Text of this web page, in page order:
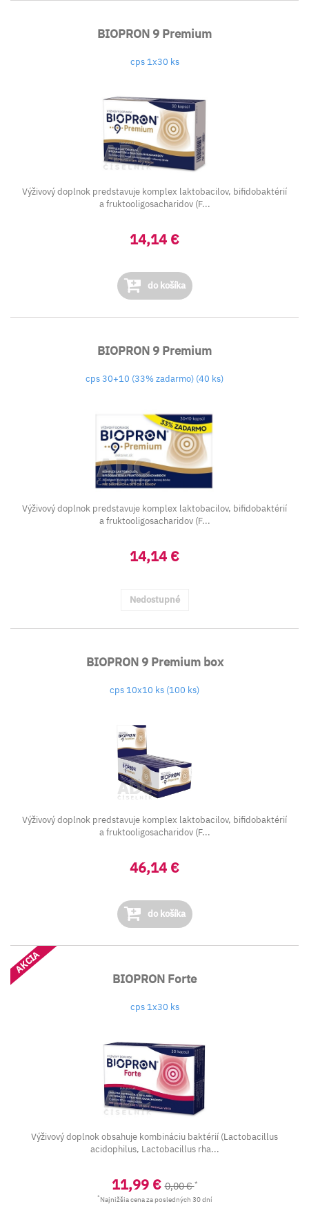
BIOPRON 9 Premium
cps 1x30 ks
Výživový doplnok predstavuje komplex laktobacilov, bifidobaktérií
a fruktooligosacharidov (F...
14,14 €
do košíka
BIOPRON 9 Premium
cps 30+10 (33% zadarmo) (40 ks)
Výživový doplnok predstavuje komplex laktobacilov, bifidobaktérií
a fruktooligosacharidov (F...
14,14 €
Nedostupné
BIOPRON 9 Premium box
cps 10x10 ks (100 ks)
Výživový doplnok predstavuje komplex laktobacilov, bifidobaktérií
a fruktooligosacharidov (F...
46,14 €
do košíka
BIOPRON Forte
cps 1x30 ks
AKCIA
Výživový doplnok obsahuje kombináciu baktérií (Lactobacillus
acidophilus, Lactobacillus rha...
11,99 €0,00 €*
* Najnižšia cena za posledných 30 dní